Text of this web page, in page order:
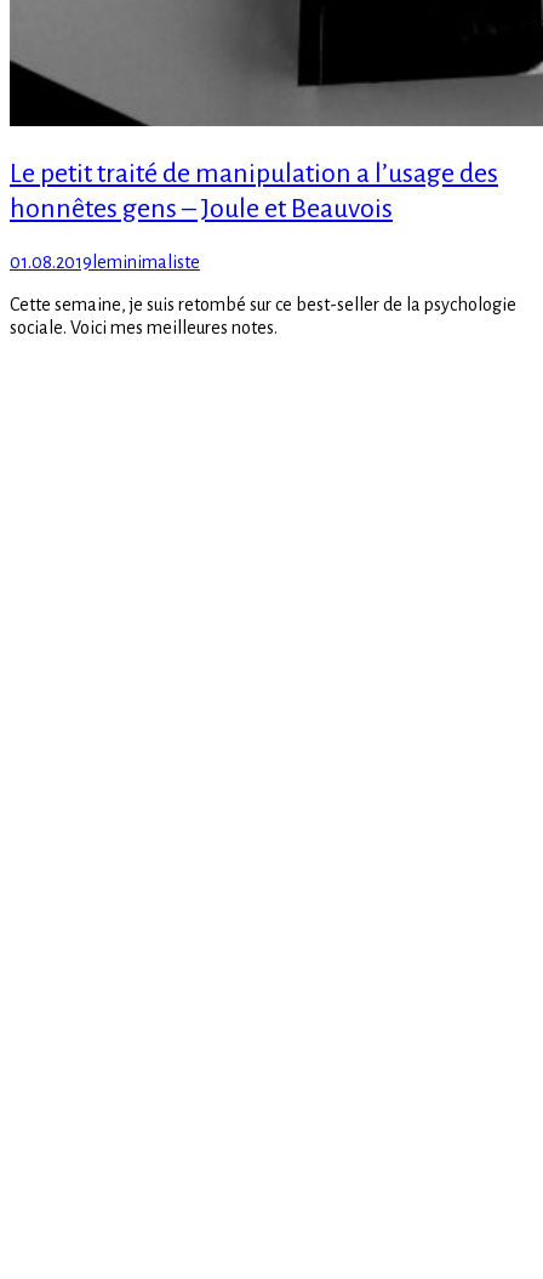
Le petit traité de manipulation a l’usage des
honnêtes gens – Joule et Beauvois
Posted
01.08.2019 Author
leminimaliste
Cette semaine, je suis retombé sur ce best-seller de la psychologie
sociale. Voici mes meilleures notes.